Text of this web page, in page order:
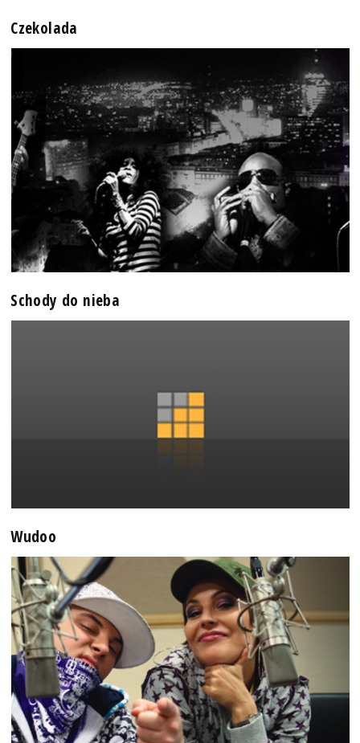
Czekolada
Schody do nieba
Wudoo